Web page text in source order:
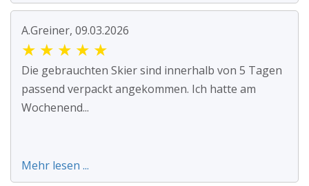
A.Greiner, 09.03.2026
★ ★ ★ ★ ★
Die gebrauchten Skier sind innerhalb von 5 Tagen
passend verpackt angekommen. Ich hatte am
Wochenend...
Mehr lesen ...